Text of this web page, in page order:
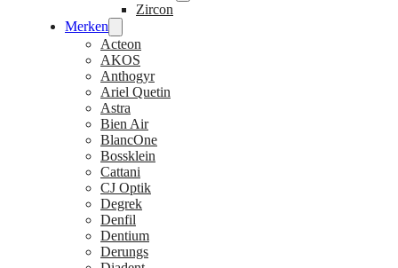
Zircon
Merken
Acteon
AKOS
Anthogyr
Ariel Quetin
Astra
Bien Air
BlancOne
Bossklein
Cattani
CJ Optik
Degrek
Denfil
Dentium
Derungs